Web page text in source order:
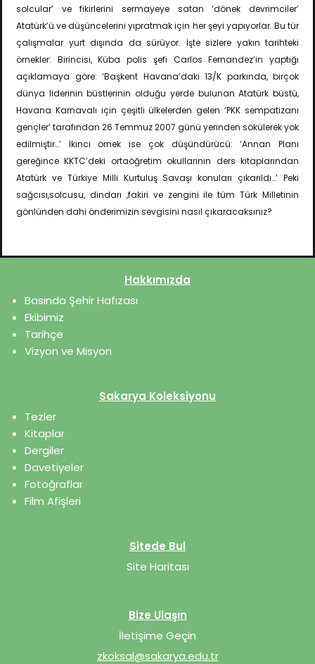
solcular’ ve fikirlerini sermayeye satan ‘dönek devrimciler’
Atatürk’ü ve düşüncelerini yıpratmak için her şeyi yapıyorlar. Bu tür
çalışmalar yurt dışında da sürüyor. İşte sizlere yakın tarihteki
örnekler: Birincisi, Küba polis şefi Carlos Fernandez’in yaptığı
açıklamaya göre: ‘Başkent Havana’daki 13/K parkında, birçok
dünya liderinin büstlerinin olduğu yerde bulunan Atatürk büstü,
Havana Karnavalı için çeşitli ülkelerden gelen ‘PKK sempatizanı
gençler’ tarafından 26 Temmuz 2007 günü yerinden sökülerek yok
edilmiştir…’ İkinci örnek ise çok düşündürücü: ‘Annan Planı
gereğince KKTC’deki ortaöğretim okullarının ders kitaplarından
Atatürk ve Türkiye Milli Kurtuluş Savaşı konuları çıkarıldı…’ Peki
sağcısı,solcusu, dindarı ,fakiri ve zengini ile tüm Türk Milletinin
gönlünden dahi önderimizin sevgisini nasıl çıkaracaksınız?
Hakkımızda
Basında Şehir Hafızası
Ekibimiz
Tarihçe
Vizyon ve Misyon
Sakarya Koleksiyonu
Tezler
Kitaplar
Dergiler
Davetiyeler
Fotoğraflar
Film Afişleri
Sitede Bul
Site Haritası
Bize Ulaşın
İletişime Geçin
zkoksal@sakarya.edu.tr